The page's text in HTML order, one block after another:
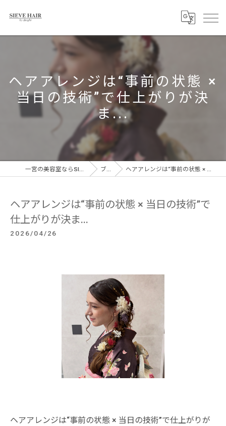
ヘアアレンジは“事前の状態 ×
当日の技術”で仕上がりが決
ま...
一宮の美容室ならSIEVE HAIR 一宮駅前店 ブログ ヘアアレンジは“事前の状態 × 当日の技術”で仕上がりが決ま...
ヘアアレンジは“事前の状態 × 当日の技術”で
仕上がりが決ま...
2026/04/26
ヘアアレンジは“事前の状態 × 当日の技術”で仕上がりが